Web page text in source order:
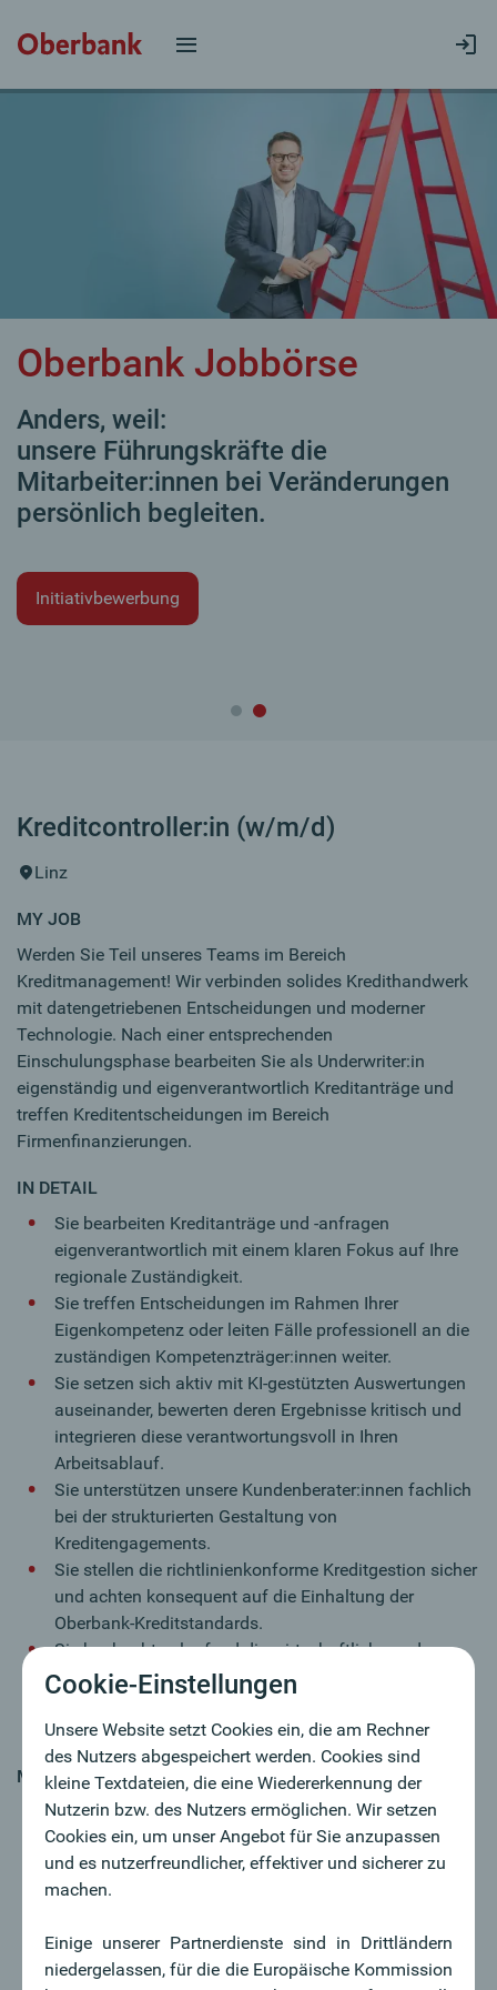
Oberbank Jobbörse
Anders, weil:
unsere Führungskräfte die
Mitarbeiter:innen bei Veränderungen
persönlich begleiten.
Initiativbewerbung
Kreditcontroller:in (w/m/d)
Linz
MY JOB
Werden Sie Teil unseres Teams im Bereich
Kreditmanagement! Wir verbinden solides Kredithandwerk
mit datengetriebenen Entscheidungen und moderner
Technologie. Nach einer entsprechenden
Einschulungsphase bearbeiten Sie als Underwriter:in
eigenständig und eigenverantwortlich Kreditanträge und
treffen Kreditentscheidungen im Bereich
Firmenfinanzierungen.
IN DETAIL
Sie bearbeiten Kreditanträge und -anfragen
eigenverantwortlich mit einem klaren Fokus auf Ihre
regionale Zuständigkeit.
Sie treffen Entscheidungen im Rahmen Ihrer
Eigenkompetenz oder leiten Fälle professionell an die
zuständigen Kompetenzträger:innen weiter.
Sie setzen sich aktiv mit KI-gestützten Auswertungen
auseinander, bewerten deren Ergebnisse kritisch und
integrieren diese verantwortungsvoll in Ihren
Arbeitsablauf.
Sie unterstützen unsere Kundenberater:innen fachlich
bei der strukturierten Gestaltung von
Kreditengagements.
Sie stellen die richtlinienkonforme Kreditgestion sicher
und achten konsequent auf die Einhaltung der
Oberbank-Kreditstandards.
Sie beobachten laufend die wirtschaftliche und
rechtliche Entwicklung in Ihrem regionalen
Einzugsgebiet und leiten daraus fundierte
Einschätzungen ab.
MY CHALLENGE
Sie verfügen über ein abgeschlossenes Studium der
Wirtschafts- oder Rechtswissenschaften; idealerweise
bringen Sie zusätzlich eine kaufmännische
Grundausbildung mit.
Bearbeitung, Beurteilung und Entscheidung von
Kreditanträgen gesammelt.
Cookie-Einstellungen
Unsere Website setzt Cookies ein, die am Rechner
des Nutzers abgespeichert werden. Cookies sind
kleine Textdateien, die eine Wiedererkennung der
Nutzerin bzw. des Nutzers ermöglichen. Wir setzen
Cookies ein, um unser Angebot für Sie anzupassen
und es nutzerfreundlicher, effektiver und sicherer zu
machen.
Einige unserer Partnerdienste sind in Drittländern
niedergelassen, für die die Europäische Kommission